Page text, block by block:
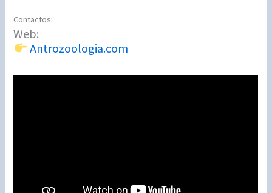
Contactos:
Web:
Antrozoologia.com